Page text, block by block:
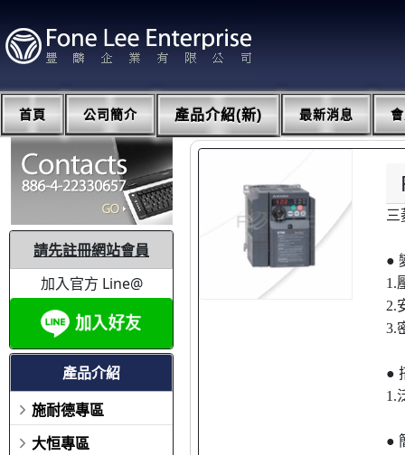
首頁 公司簡介 產品介紹(新) 最新消息
請先註冊網站會員
加入官方 Line@
產品介紹
施耐德專區
大恒專區
三
●
1.
2.
3.
●
1.
●